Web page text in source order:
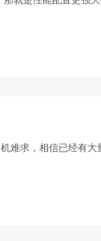
难求，相信已经有